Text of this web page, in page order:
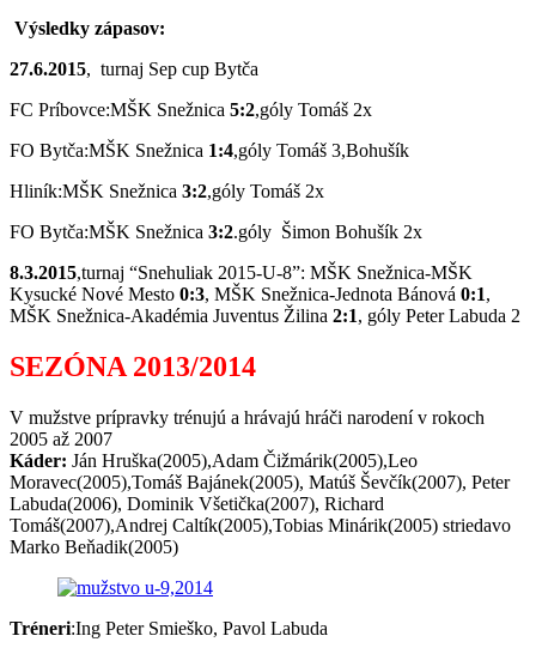
Výsledky zápasov:
27.6.2015, turnaj Sep cup Bytča
FC Príbovce:MŠK Snežnica 5:2,góly Tomáš 2x
FO Bytča:MŠK Snežnica 1:4,góly Tomáš 3,Bohušík
Hliník:MŠK Snežnica 3:2,góly Tomáš 2x
FO Bytča:MŠK Snežnica 3:2.góly Šimon Bohušík 2x
8.3.2015,turnaj “Snehuliak 2015-U-8”: MŠK Snežnica-MŠK
Kysucké Nové Mesto 0:3, MŠK Snežnica-Jednota Bánová 0:1,
MŠK Snežnica-Akadémia Juventus Žilina 2:1, góly Peter Labuda 2
SEZÓNA 2013/2014
V mužstve prípravky trénujú a hrávajú hráči narodení v rokoch
2005 až 2007
Káder: Ján Hruška(2005),Adam Čižmárik(2005),Leo
Moravec(2005),Tomáš Bajánek(2005), Matúš Ševčík(2007), Peter
Labuda(2006), Dominik Všetička(2007), Richard
Tomáš(2007),Andrej Caltík(2005),Tobias Minárik(2005) striedavo
Marko Beňadik(2005)
Tréneri:Ing Peter Smieško, Pavol Labuda